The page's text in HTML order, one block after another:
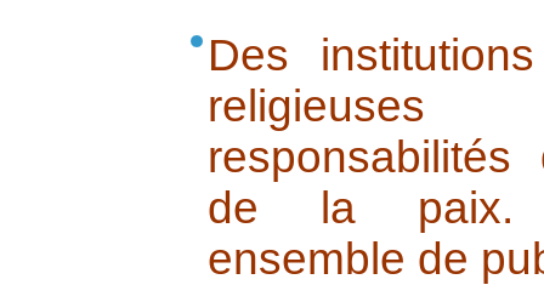
Des
de la paix.
ensemble de